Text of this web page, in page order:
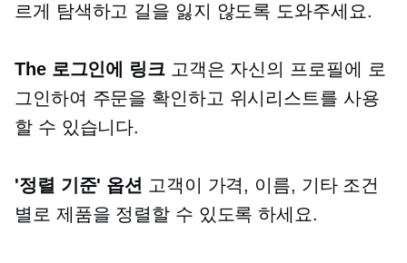
르게 탐색하고 길을 잃지 않도록 도와주세요.
The 로그인에 링크고객은 자신의 프로필에 로
그인하여 주문을 확인하고 위시리스트를 사용
할 수 있습니다.
'정렬 기준' 옵션 고객이 가격, 이름, 기타 조건
별로 제품을 정렬할 수 있도록 하세요.